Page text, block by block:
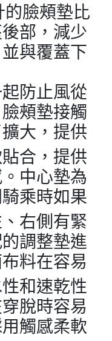
的臉頰墊比
部，減少
與覆蓋下
防止風從
頰墊接觸
大，提供
合，提供
中心墊為
乘時如果
右側有緊
調整墊進
料在容易
和速乾性
脫時容易
觸感柔軟